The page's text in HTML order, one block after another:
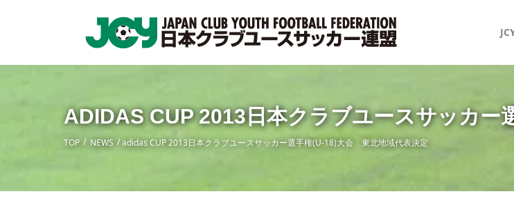
ADIDAS CUP 2013日本クラブユースサッカ
TOP NEWS adidas CUP 2013日本クラブユースサッカー選手権(U-18)大会 東北地域代表決定